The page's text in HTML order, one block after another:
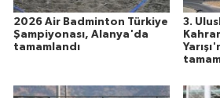
2026 Air Badminton Türkiye
Şampiyonası, Alanya'da
tamamlandı
3.